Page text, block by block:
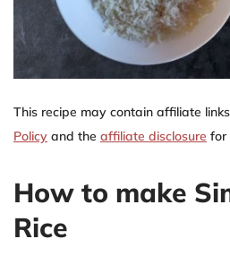
This recipe may contain affiliate
Policy and the affiliate disclosure for
How to make
Rice